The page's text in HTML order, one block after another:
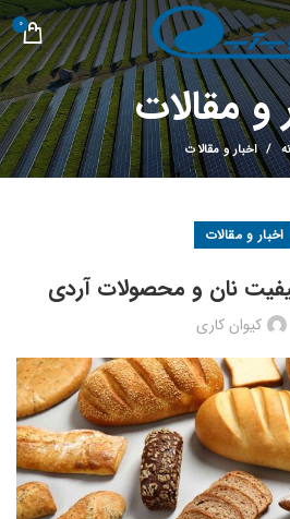
0
و مقالات
اخبار و مقالات
اخبار و مقالات
نان و محصولات آردی
کیوان کاری